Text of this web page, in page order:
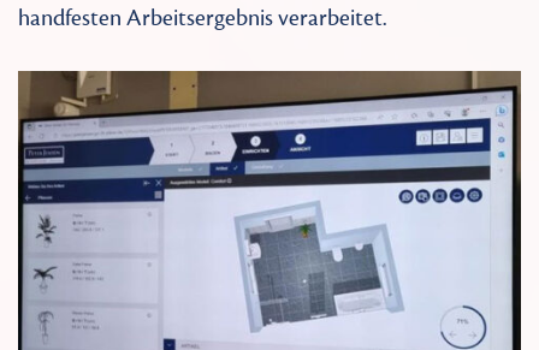
handfesten Arbeitsergebnis verarbeitet.